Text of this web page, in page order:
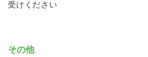
受けください
その他